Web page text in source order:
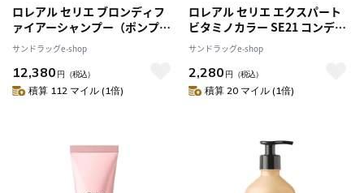
ロレアル セリエ ブロンディフ
ァイアーシャンプー（ポンプ付
サンドラッグe-shop
12,380 円 （税込）
積算 112 マイル (1倍)
ロレアル セリエ エクスパート
ビタミノカラー SE21 コンディ
ショナー 200g
サンドラッグe-shop
2,280 円 （税込）
積算 20 マイル (1倍)